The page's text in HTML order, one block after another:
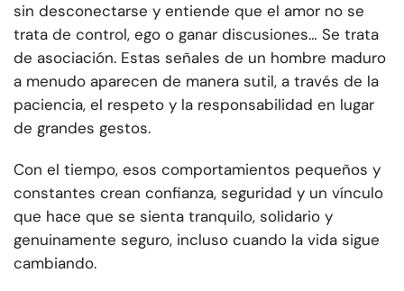
sin desconectarse y entiende que el amor no se
trata de control, ego o ganar discusiones… Se trata
de asociación. Estas señales de un hombre maduro
a menudo aparecen de manera sutil, a través de la
paciencia, el respeto y la responsabilidad en lugar
de grandes gestos.
Con el tiempo, esos comportamientos pequeños y
constantes crean confianza, seguridad y un vínculo
que hace que se sienta tranquilo, solidario y
genuinamente seguro, incluso cuando la vida sigue
cambiando.